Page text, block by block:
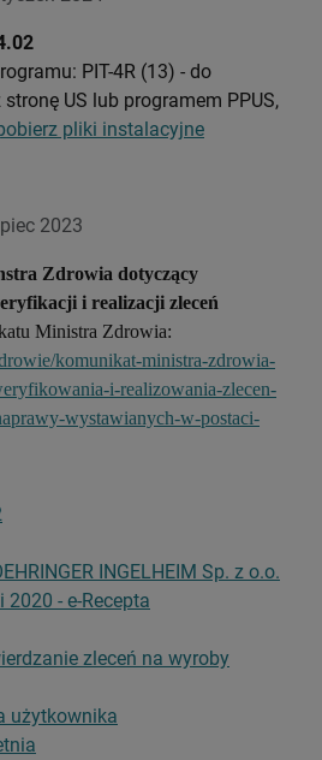
PIT-4R (13) - do
stronę US lub programem PPUS,
pliki instalacyjne
2023
Zdrowia dotyczący
i realizacji zleceń
Ministra Zdrowia:
komunikat-ministra-zdrowia-
i-realizowania-zlecen-
wystawianych-w-postaci-
INGELHEIM Sp. z o.o.
- e-Recepta
zleceń na wyroby
użytkownika